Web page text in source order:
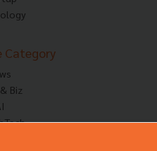
Category
Biz